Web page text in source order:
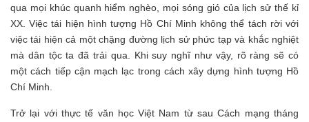
qua mọi khúc quanh hiểm nghèo, mọi sóng gió của lịch sử thế kỉ
XX. Việc tái hiện hình tượng Hồ Chí Minh không thể tách rời với
việc tái hiện cả một chặng đường lịch sử phức tạp và khắc nghiệt
mà dân tộc ta đã trải qua. Khi suy nghĩ như vậy, rõ ràng sẽ có
một cách tiếp cận mạch lạc trong cách xây dựng hình tượng Hồ
Chí Minh.
Trở lại với thực tế văn học Việt Nam từ sau Cách mạng tháng